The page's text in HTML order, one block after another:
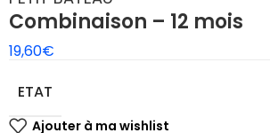
Combinaison – 12 mois
19,60€
ETAT